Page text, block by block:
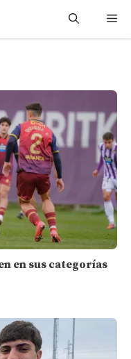
en sus categorías